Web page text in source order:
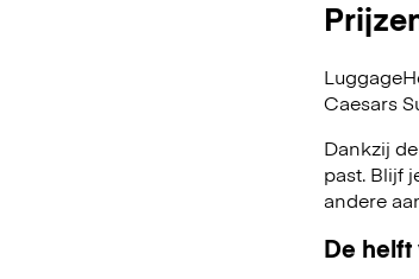
Caesars
Dankzij
past. Blijf
andere
De